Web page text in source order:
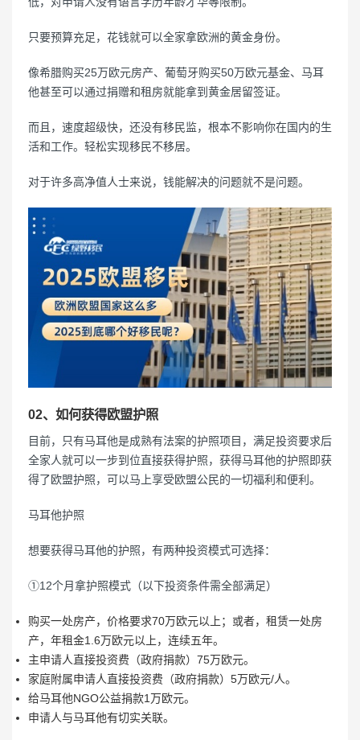
只要预算充足，花钱就可以全家拿欧洲的黄金身份。
像希腊购买25万欧元房产、葡萄牙购买50万欧元基金、马耳
他甚至可以通过捐赠和租房就能拿到黄金居留签证。
而且，速度超级快，还没有移民监，根本不影响你在国内的生
活和工作。轻松实现移民不移居。
对于许多高净值人士来说，钱能解决的问题就不是问题。
02、如何获得欧盟护照
目前，只有马耳他是成熟有法案的护照项目，满足投资要求后
全家人就可以一步到位直接获得护照，获得马耳他的护照即获
得了欧盟护照，可以马上享受欧盟公民的一切福利和便利。
马耳他护照
想要获得马耳他的护照，有两种投资模式可选择：
①12个月拿护照模式（以下投资条件需全部满足）
购买一处房产，价格要求70万欧元以上；或者，租赁一处房
产，年租金1.6万欧元以上，连续五年。
主申请人直接投资费（政府捐款）75万欧元。
家庭附属申请人直接投资费（政府捐款）5万欧元/人。
给马耳他NGO公益捐款1万欧元。
申请人与马耳他有切实关联。